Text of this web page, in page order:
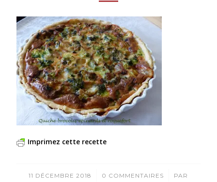
Imprimez cette recette
11 DÉCEMBRE 2018
/ 0 COMMENTAIRES
/
PAR